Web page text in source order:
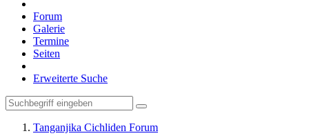
Forum
Galerie
Termine
Seiten
Erweiterte Suche
Tanganjika Cichliden Forum